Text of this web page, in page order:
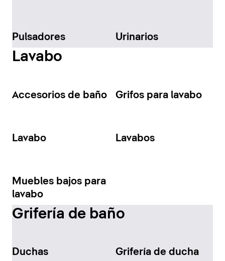
Pulsadores Urinarios
Lavabo
Accesorios de baño Grifos para lavabo
Lavabo Lavabos
Muebles bajos para
lavabo
Grifería de baño
Duchas Grifería de ducha